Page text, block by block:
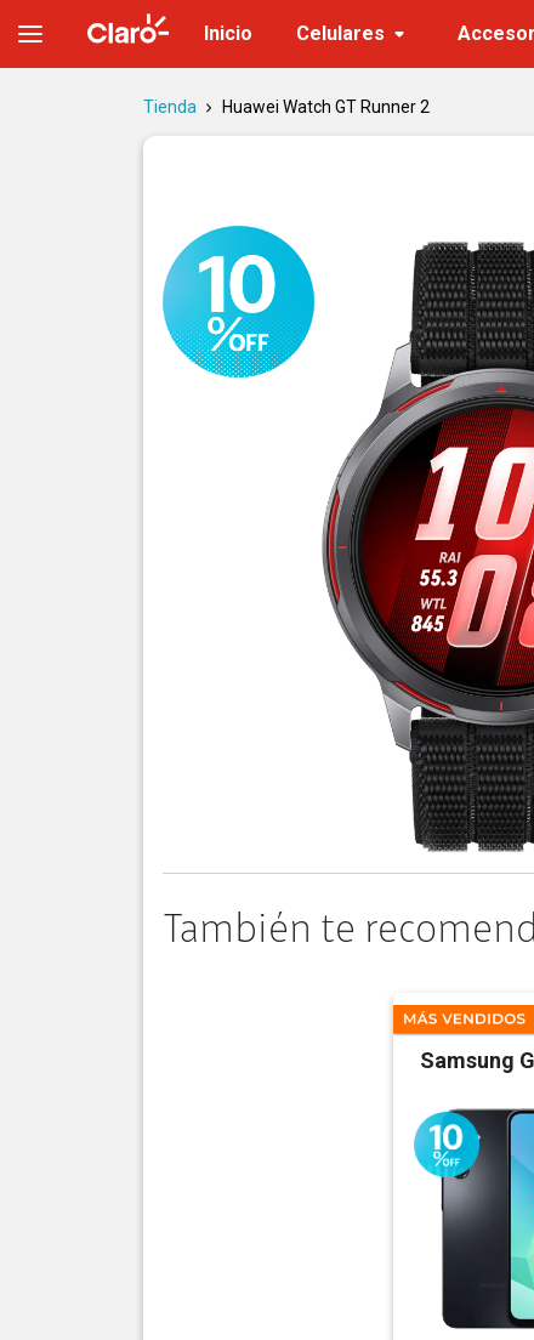
Inicio Celulares
Tienda Huawei Watch GT Runner 2
También te
Samsung
Huawei Watch GT Runner 2 | Smartwatch deportivo | Tienda